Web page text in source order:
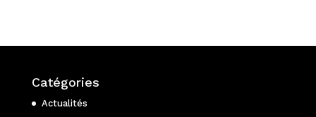
Catégories
Actualités